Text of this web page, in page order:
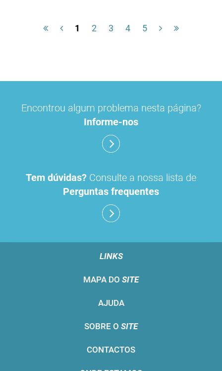
1 2 3 4 5
Encontrou algum problema nesta página?
Informe-nos
Tem dúvidas? Consulte a nossa lista de
Perguntas frequentes
LINKS
MAPA DO SITE
AJUDA
SOBRE O SITE
CONTACTOS